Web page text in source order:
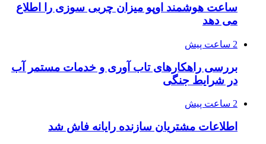
ساعت هوشمند اوپو میزان چربی سوزی را اطلاع
می دهد
2 ساعت پیش
بررسی راهکارهای تاب آوری و خدمات مستمر آب
در شرایط جنگی
2 ساعت پیش
اطلاعات مشتریان سازنده رایانه فاش شد